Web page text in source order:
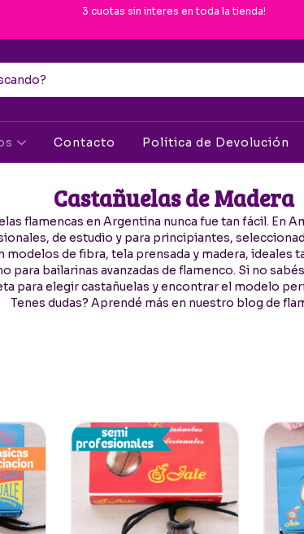
3 cuotas sin interes en toda la tienda!
Contacto Política de Devolución
Castañuelas de Madera
flamencas en Argentina nunca fue tan fácil. En
de estudio y para principiantes,
modelos de fibra, tela prensada y madera, ideales
para bailarinas avanzadas de flamenco. Si no
para elegir castañuelas y encontrar el modelo
Tenes dudas? Aprendé más en nuestro blog de